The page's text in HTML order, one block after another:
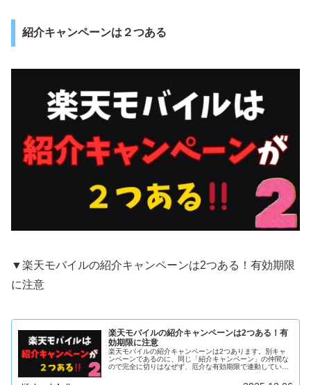
紹介キャンペーンは２つある
▼楽天モバイルの紹介キャンペーンは2つある！有効期限
に注意
楽天モバイルの紹介キャンペーンは2つある！有
効期限に注意
楽天モバイルの紹介キャンペーンは2つあります。別キャ
ンペーンであるのに、同じ「紹介キャンペーン」の仲間な
ので完全に切りはなぜず、厄介な有効期限で連動している